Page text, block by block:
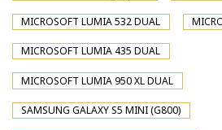
MICROSOFT LUMIA 532 DUAL
MICROSOFT LUMIA 435 DUAL
MICROSOFT LUMIA 950 XL DUAL
SAMSUNG GALAXY S5 MINI (G800)